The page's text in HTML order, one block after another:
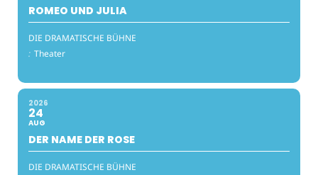
ROMEO UND JULIA
DIE DRAMATISCHE BÜHNE
: Theater
2026
24
AUG
DER NAME DER ROSE
DIE DRAMATISCHE BÜHNE